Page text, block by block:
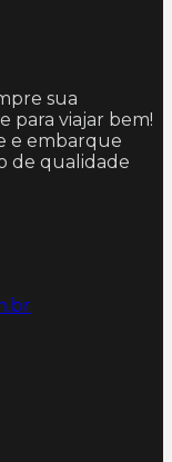
sua
para viajar bem!
e embarque
de qualidade